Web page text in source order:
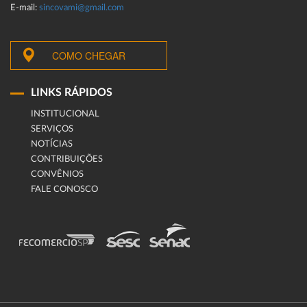
E-mail: sincovami@gmail.com
COMO CHEGAR
LINKS RÁPIDOS
INSTITUCIONAL
SERVIÇOS
NOTÍCIAS
CONTRIBUIÇÕES
CONVÊNIOS
FALE CONOSCO